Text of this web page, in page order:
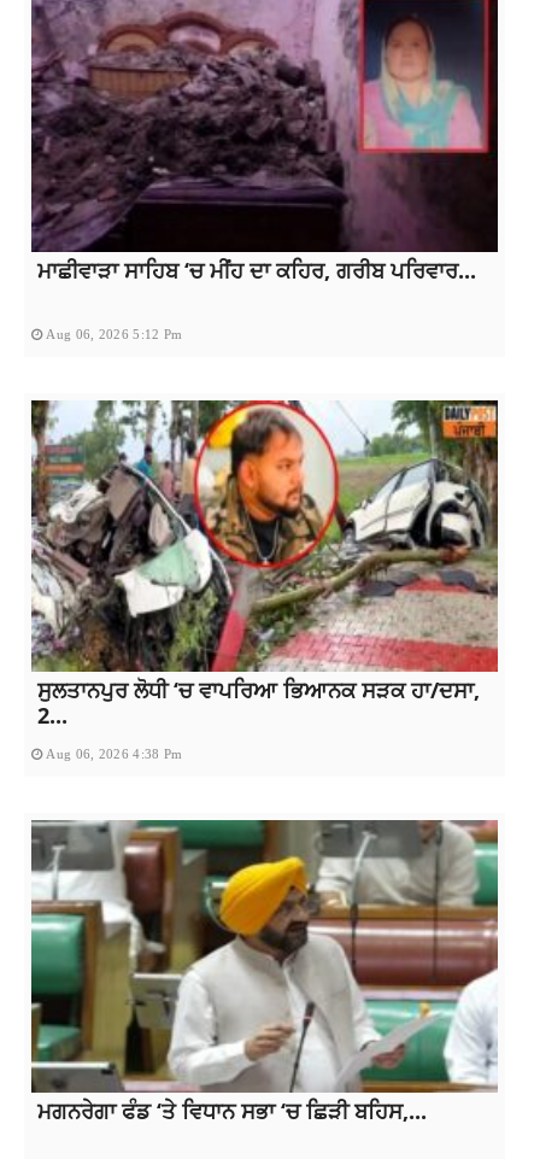
ਮਾਛੀਵਾੜਾ ਸਾਹਿਬ ‘ਚ ਮੀਂਹ ਦਾ ਕਹਿਰ, ਗਰੀਬ ਪਰਿਵਾਰ...
Aug 06, 2026 5:12 Pm
ਸੁਲਤਾਨਪੁਰ ਲੋਧੀ ‘ਚ ਵਾਪਰਿਆ ਭਿਆਨਕ ਸੜਕ ਹਾ/ਦਸਾ,
2...
Aug 06, 2026 4:38 Pm
ਮਗਨਰੇਗਾ ਫੰਡ ‘ਤੇ ਵਿਧਾਨ ਸਭਾ ‘ਚ ਛਿੜੀ ਬਹਿਸ,...